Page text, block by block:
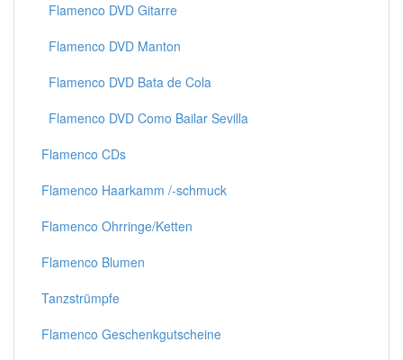
Flamenco DVD Gitarre
Flamenco DVD Manton
Flamenco DVD Bata de Cola
Flamenco DVD Como Bailar Sevilla
Flamenco CDs
Flamenco Haarkamm /-schmuck
Flamenco Ohrringe/Ketten
Flamenco Blumen
Tanzstrümpfe
Flamenco Geschenkgutscheine